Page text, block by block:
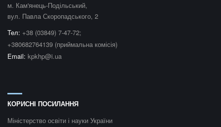
м. Кам'янець-Подільський,
вул. Павла Скоропадського, 2
Teл: +38 (03849) 7-47-72;
+380682764139 (приймальна комісія)
Email: kpkhp@i.ua
КОРИСНІ ПОСИЛАННЯ
Міністерство освіти і науки України